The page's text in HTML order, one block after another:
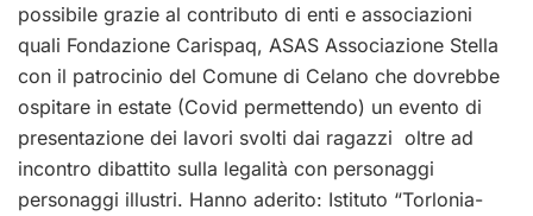
possibile grazie al contributo di enti e associazioni
quali Fondazione Carispaq, ASAS Associazione Stella
con il patrocinio del Comune di Celano che dovrebbe
ospitare in estate (Covid permettendo) un evento di
presentazione dei lavori svolti dai ragazzi oltre ad
incontro dibattito sulla legalità con personaggi
personaggi illustri. Hanno aderito: Istituto “Torlonia-